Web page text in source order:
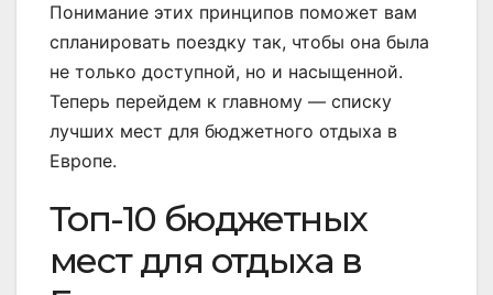
Понимание этих принципов поможет вам
спланировать поездку так, чтобы она была
не только доступной, но и насыщенной.
Теперь перейдем к главному — списку
лучших мест для бюджетного отдыха в
Европе.
Топ-10 бюджетных
мест для отдыха в